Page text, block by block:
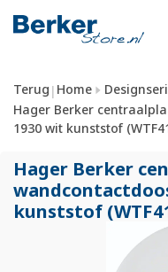
Terug | Home
Hager Berker
1930 wit kunststof
Hager Berker
kunststof